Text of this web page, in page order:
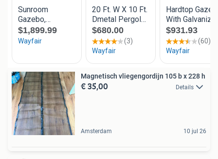
Magnetisch vliegengordijn 105 b x 228 h
€ 35,00 Details
Amsterdam 10 jul 26